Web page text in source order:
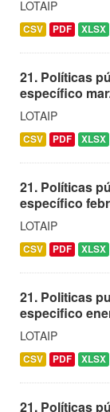
LOTAIP
CSV PDF XLSX
21. Políticas
específico
LOTAIP
CSV PDF XLSX
21. Políticas
específico
LOTAIP
CSV PDF XLSX
21. Politicas
especifico
LOTAIP
CSV PDF XLSX
21. Políticas